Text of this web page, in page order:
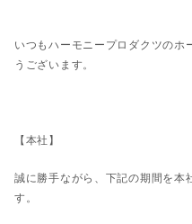
いつもハーモニープロダクツのホ
うございます。
【本社】
誠に勝手ながら、下記の期間を本
す。